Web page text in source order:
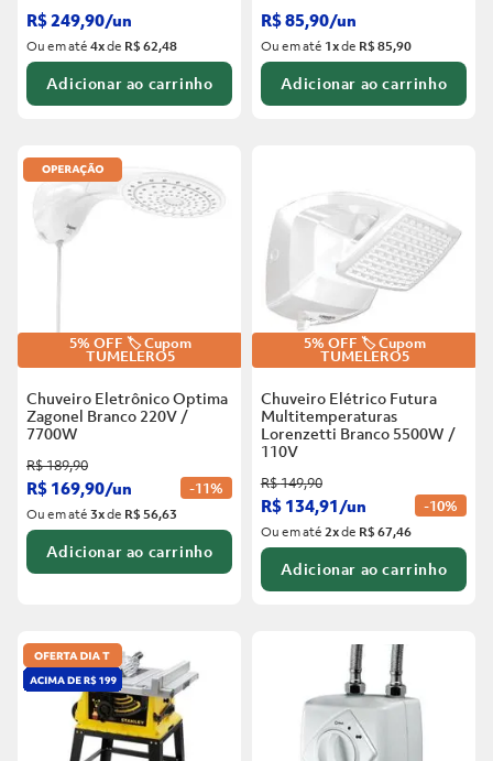
R$249,90/un
Ou em até4xde R$ 62,48
Adicionar ao carrinho
R$85,90/un
Ou em até 1xde R$ 85,90
Adicionar ao carrinho
5% OFF 🏷️ Cupom
TUMELERO5
Chuveiro Eletrônico Optima
Zagonel Branco 220V /
7700W
R$189,90
R$ 169,90/un -11%
Ou em até3xde R$ 56,63
Adicionar ao carrinho
5% OFF 🏷️ Cupom
TUMELERO5
Chuveiro Elétrico Futura
Multitemperaturas
Lorenzetti Branco 5500W /
110V
R$149,90
R$ 134,91/un -10%
Ou em até2xde R$ 67,46
Adicionar ao carrinho